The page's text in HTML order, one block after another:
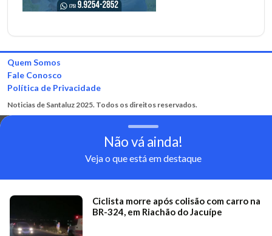
Quem Somos
Fale Conosco
Política de Privacidade
Noticias de Santaluz 2025. Todos os direitos reservados.
Não vá ainda!
Veja o que está em destaque
Ciclista morre após colisão com carro na
BR-324, em Riachão do Jacuípe